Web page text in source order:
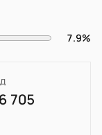
7.9%
705